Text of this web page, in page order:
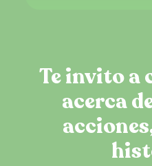
Te invito a
acerca